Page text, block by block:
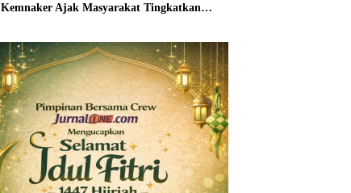
Kemnaker Ajak Masyarakat Tingkatkan